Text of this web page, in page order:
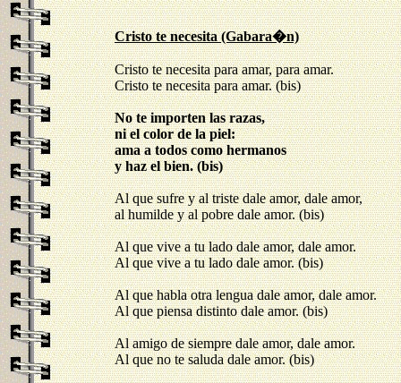
Cristo te necesita (Gabara�n)
Cristo te necesita para amar, para amar.
Cristo te necesita para amar. (bis)
No te importen las razas,
ni el color de la piel:
ama a todos como hermanos
y haz el bien. (bis)
Al que sufre y al triste dale amor, dale amor,
al humilde y al pobre dale amor. (bis)
Al que vive a tu lado dale amor, dale amor.
Al que vive a tu lado dale amor. (bis)
Al que habla otra lengua dale amor, dale amor.
Al que piensa distinto dale amor. (bis)
Al amigo de siempre dale amor, dale amor.
Al que no te saluda dale amor. (bis)